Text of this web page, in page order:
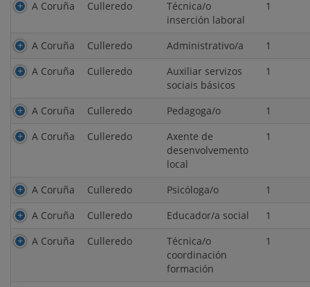
A Coruña Culleredo
Técnica/o
inserción laboral
1
A Coruña Culleredo Administrativo/a
1
A Coruña
Culleredo
Auxiliar servizos
sociais básicos
1
A Coruña Culleredo Pedagoga/o
1
A Coruña
Culleredo
Axente de
desenvolvemento
local
1
A Coruña Culleredo Psicóloga/o
1
A Coruña
Culleredo Educador/a social
1
A Coruña
Culleredo
Técnica/o
coordinación
formación
1